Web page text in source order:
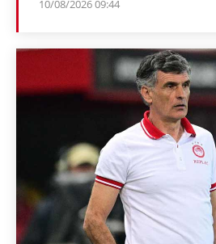
10/08/2026 09:44